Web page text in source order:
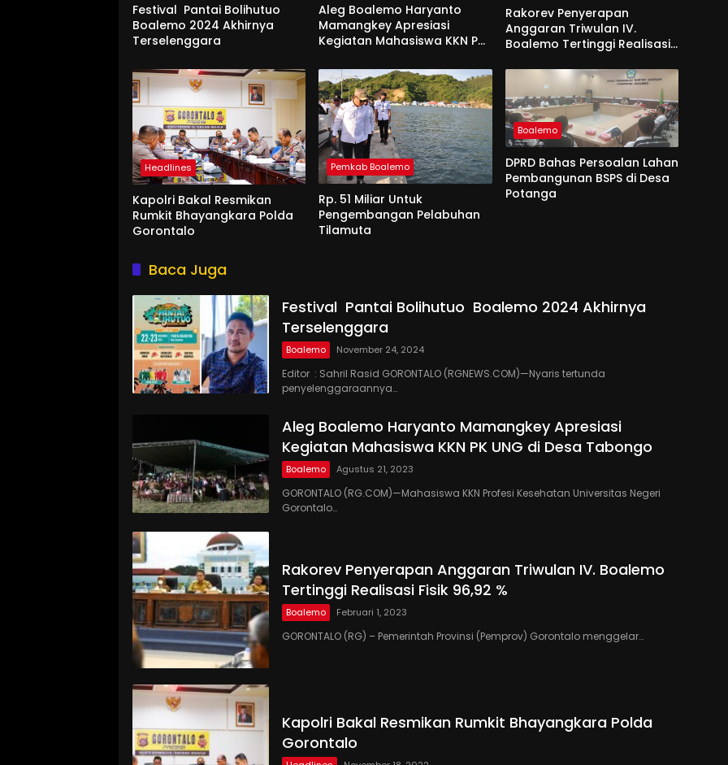
Festival Pantai Bolihutuo
Boalemo 2024 Akhirnya
Terselenggara
Aleg Boalemo Haryanto
Mamangkey Apresiasi
Kegiatan Mahasiswa KKN PK
Rakorev Penyerapan
Anggaran Triwulan IV.
Boalemo Tertinggi Realisasi
Headlines
Kapolri Bakal Resmikan
Rumkit Bhayangkara Polda
Gorontalo
Pemkab Boalemo
Rp. 51 Miliar Untuk
Pengembangan Pelabuhan
Tilamuta
Boalemo
DPRD Bahas Persoalan Lahan
Pembangunan BSPS di Desa
Potanga
Baca Juga
Festival Pantai Bolihutuo Boalemo 2024 Akhirnya
Terselenggara
Boalemo November 24, 2024
Editor : Sahril Rasid GORONTALO (RGNEWS.COM)—Nyaris tertunda
penyelenggaraannya…
Aleg Boalemo Haryanto Mamangkey Apresiasi
Kegiatan Mahasiswa KKN PK UNG di Desa Tabongo
Boalemo Agustus 21, 2023
GORONTALO (RG.COM)—Mahasiswa KKN Profesi Kesehatan Universitas Negeri
Gorontalo…
Rakorev Penyerapan Anggaran Triwulan IV. Boalemo
Tertinggi Realisasi Fisik 96,92 %
Boalemo Februari 1, 2023
GORONTALO (RG) – Pemerintah Provinsi (Pemprov) Gorontalo menggelar…
Kapolri Bakal Resmikan Rumkit Bhayangkara Polda
Gorontalo